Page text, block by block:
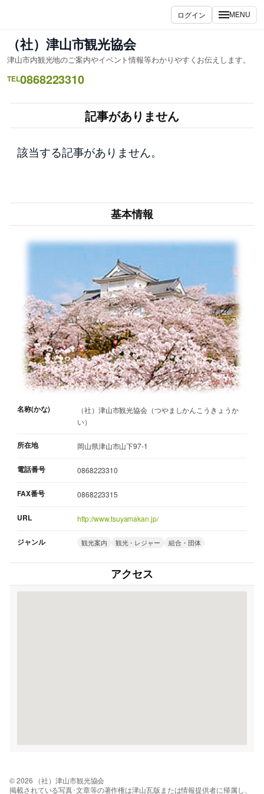
キ
ッ
ログイン MENU
（社）津山市観光協会
津山市内観光地のご案内やイベント情報等わかりやすくお伝えします。
TEL0868223310
記事がありません
該当する記事がありません。
基本情報
名称(かな)
（社）津山市観光協会（つやましかんこうきょうか
い）
所在地 岡山県津山市山下97-1
電話番号 0868223310
FAX番号 0868223315
URL http://www.tsuyamakan.jp/
ジャンル 観光案内 観光・レジャー 組合・団体
アクセス
© 2026 （社）津山市観光協会
掲載されている写真･文章等の著作権は津山瓦版または情報提供者に帰属し、